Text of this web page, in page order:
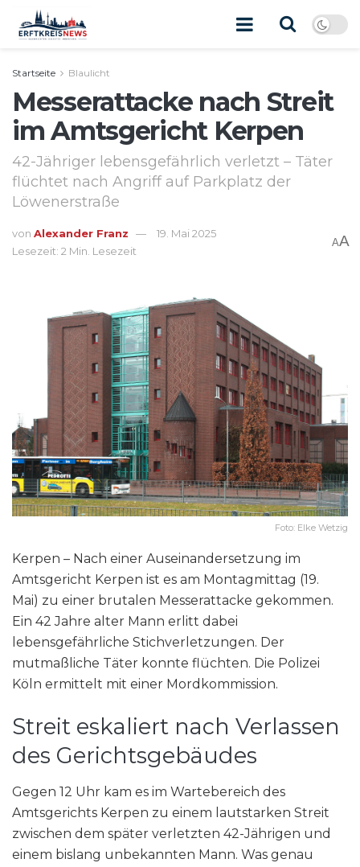
Startseite Blaulicht
Messerattacke nach Streit
im Amtsgericht Kerpen
42-Jähriger lebensgefährlich verletzt – Täter
flüchtet nach Angriff auf Parkplatz der
Löwenerstraße
von Alexander Franz
19. Mai 2025
Lesezeit: 2 Min. Lesezeit
AA
Foto: Elke Wetzig
Kerpen – Nach einer Auseinandersetzung im
Amtsgericht Kerpen ist es am Montagmittag (19.
Mai) zu einer brutalen Messerattacke gekommen.
Ein 42 Jahre alter Mann erlitt dabei
lebensgefährliche Stichverletzungen. Der
mutmaßliche Täter konnte flüchten. Die Polizei
Köln ermittelt mit einer Mordkommission.
Streit eskaliert nach Verlassen
des Gerichtsgebäudes
Gegen 12 Uhr kam es im Wartebereich des
Amtsgerichts Kerpen zu einem lautstarken Streit
zwischen dem später verletzten 42-Jährigen und
einem bislang unbekannten Mann. Was genau